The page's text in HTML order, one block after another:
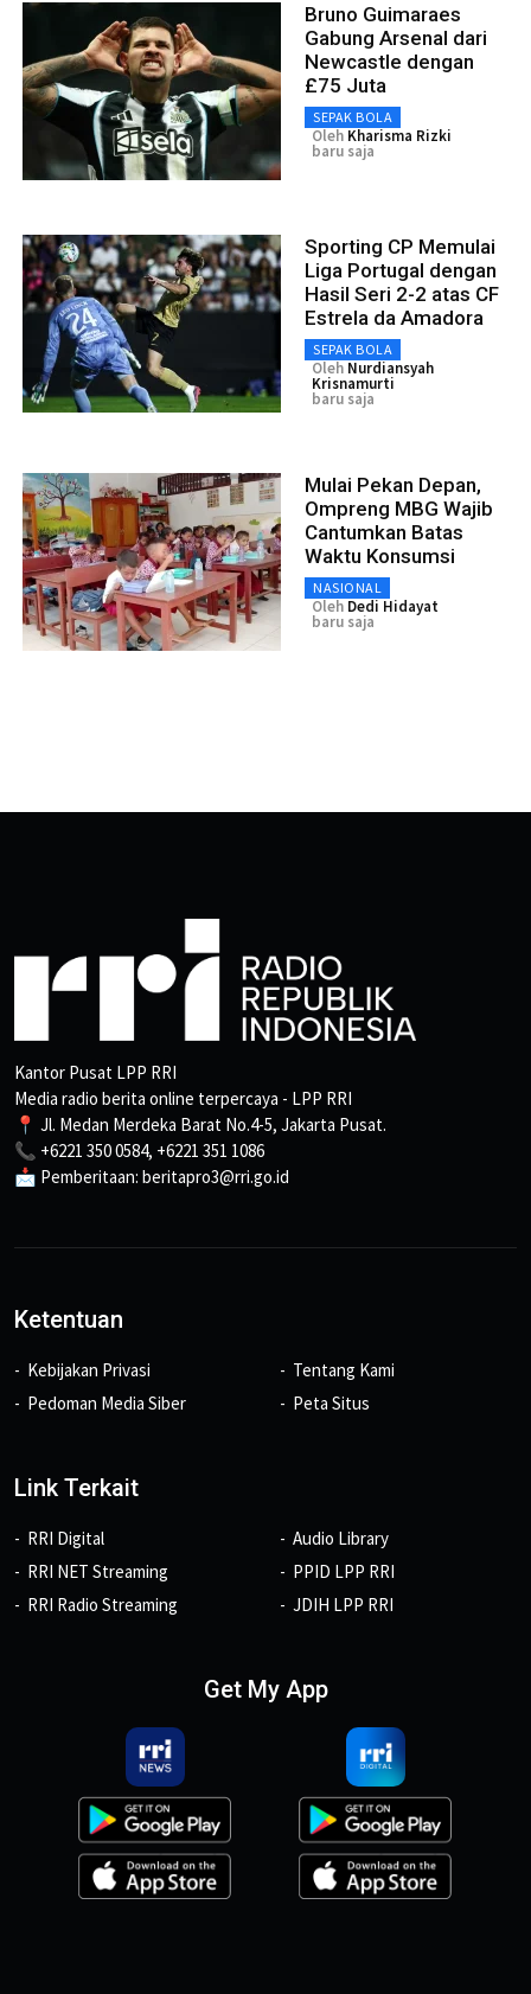
Bruno Guimaraes
Gabung Arsenal dari
Newcastle dengan
£75 Juta
SEPAK BOLA
Oleh Kharisma Rizki
baru saja
Sporting CP Memulai
Liga Portugal dengan
Hasil Seri 2-2 atas CF
Estrela da Amadora
SEPAK BOLA
Oleh Nurdiansyah
Krisnamurti
baru saja
Mulai Pekan Depan,
Ompreng MBG Wajib
Cantumkan Batas
Waktu Konsumsi
NASIONAL
Oleh Dedi Hidayat
baru saja
Kantor Pusat LPP RRI
Media radio berita online terpercaya - LPP RRI
📍 Jl. Medan Merdeka Barat No.4-5, Jakarta Pusat.
📞 +6221 350 0584, +6221 351 1086
📩 Pemberitaan: beritapro3@rri.go.id
Ketentuan
Kebijakan Privasi
Pedoman Media Siber
Tentang Kami
Peta Situs
Link Terkait
RRI Digital
RRI NET Streaming
RRI Radio Streaming
Audio Library
PPID LPP RRI
JDIH LPP RRI
Get My App